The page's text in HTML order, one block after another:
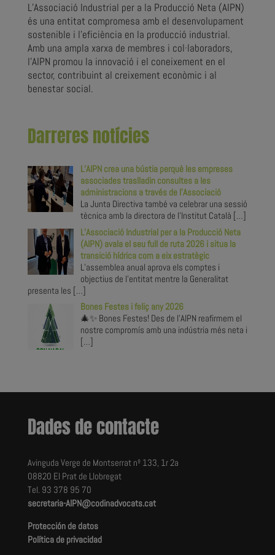
L’Associació Industrial per a la Producció Neta (AIPN)
és una entitat compromesa amb el desenvolupament
sostenible i l’eficiència en la producció industrial.
Amb una ampla xarxa de membres i col·laboradors,
l’AIPN promou la innovació i el coneixement en el
sector, contribuint al creixement econòmic i al
benestar social.
Darreres notícies
L’AIPN crea una bústia perquè les empreses
associades traslladin consultes a les
administracions a través de l’Associació
La Junta Directiva també va celebrar una sessió
tècnica amb la directora de l’Institut Català […]
L’Associació Industrial per a la Producció Neta
(AIPN) avala el seu full de ruta 2026 i situa la
transició hídrica com a eix estratègic
L’assemblea anual aprova els comptes i
objectius de l’entitat mentre la Generalitat
presenta les […]
Bones Festes i feliç any 2026
🎄✨ Bones Festes! Des de l’AIPN reafirmem el
nostre compromís amb una indústria més neta i
[…]
Dades de contacte
Avinguda Verge de Montserrat nº 133, 1r 2a
08820 El Prat de Llobregat
Tel. 93 378 95 70
secretaria-AIPN@codinadvocats.cat
Protección de datos
Política de privacidad